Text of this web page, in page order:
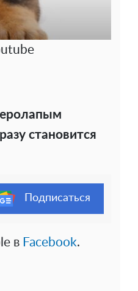
становится
Подписаться
в Facebook.